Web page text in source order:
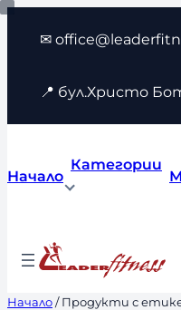
Към
съдържанието
✉
📍 бул.Христо
Начало
Категории
Начало/ Продукти с